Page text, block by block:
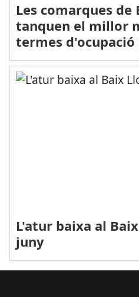
Les comarques de
tanquen el millor
termes d'ocupació
L'atur baixa al
juny